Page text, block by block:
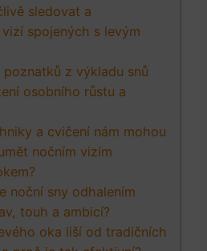
sledovat a
spojených s levým
z výkladu snů
osobního růstu a
a cvičení nám mohou
nočním vizím
noční sny odhalením
touh a ambicí?
oka liší od tradičních